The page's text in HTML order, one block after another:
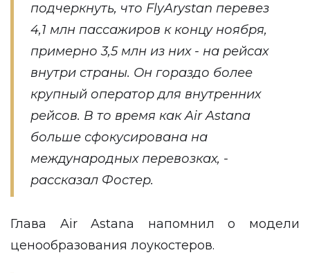
подчеркнуть, что FlyArystan перевез
4,1 млн пассажиров к концу ноября,
примерно 3,5 млн из них - на рейсах
внутри страны. Он гораздо более
крупный оператор для внутренних
рейсов. В то время как Air Astana
больше сфокусирована на
международных перевозках, -
рассказал Фостер.
Глава Air Astana напомнил о модели
ценообразования лоукостеров.